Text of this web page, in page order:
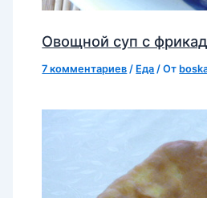
Овощной суп с
7 комментариев / Еда / От